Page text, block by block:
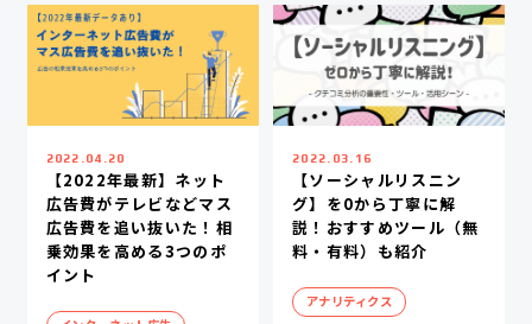
2022.04.20
【2022年最新】ネット
広告費がテレビなどマス
広告費を追い抜いた！相
乗効果を高める3つのポ
イント
2022.03.16
【ソーシャルリスニン
グ】を0から丁寧に解
説！おすすめツール（無
料・有料）も紹介
アナリティクス